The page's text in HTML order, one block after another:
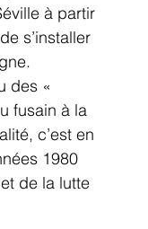
à partir
s’installer
des «
fusain à la
c’est en
1980
de la lutte